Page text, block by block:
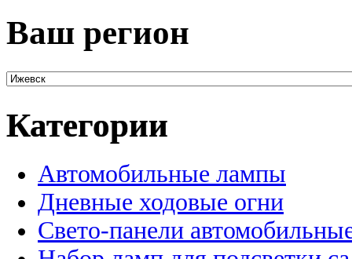
Ваш регион
Категории
Автомобильные лампы
Дневные ходовые огни
Свето-панели